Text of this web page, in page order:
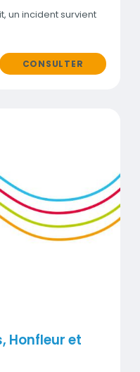
un incident survient
CONSULTER
Honfleur et